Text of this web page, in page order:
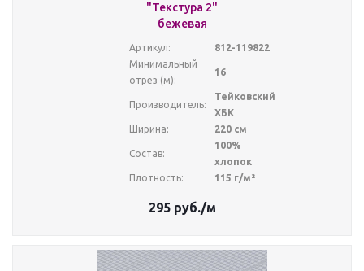
"Текстура 2"
бежевая
Артикул:
812-119822
Минимальный
отрез (м):
16
Производитель:
Тейковский
ХБК
Ширина:
220 см
Состав:
100%
хлопок
Плотность:
115 г/м²
295руб./м